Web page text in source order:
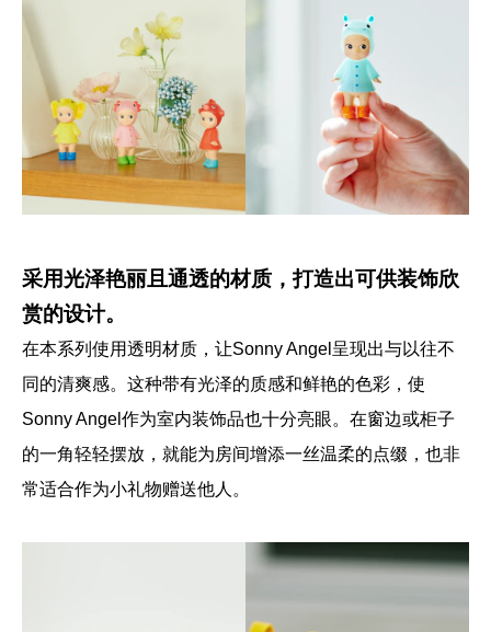
采用光泽艳丽且通透的材质，打造出可供装饰欣
赏的设计。
在本系列使用透明材质，让Sonny Angel呈现出与以往不
同的清爽感。这种带有光泽的质感和鲜艳的色彩，使
Sonny Angel作为室内装饰品也十分亮眼。在窗边或柜子
的一角轻轻摆放，就能为房间增添一丝温柔的点缀，也非
常适合作为小礼物赠送他人。